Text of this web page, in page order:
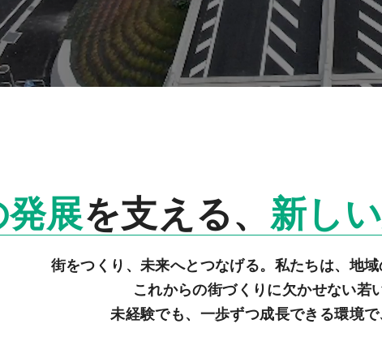
展を支える、 新し
街をつくり、未来へとつなげる。 私たちは、地
これからの街づくりに欠かせない若
未経験でも、一歩ずつ成長できる環境で